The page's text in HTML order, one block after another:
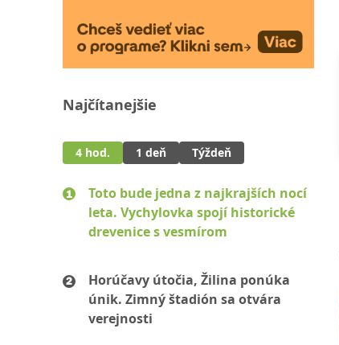
Najčítanejšie
4 hod. 1 deň Týždeň
Toto bude jedna z najkrajších nocí
leta. Vychylovka spojí historické
drevenice s vesmírom
Horúčavy útočia, Žilina ponúka
únik. Zimný štadión sa otvára
verejnosti